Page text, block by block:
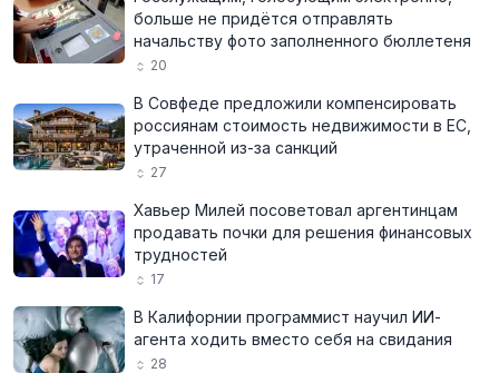
больше не придётся отправлять
начальству фото заполненного бюллетеня
20
В Совфеде предложили компенсировать
россиянам стоимость недвижимости в ЕС,
утраченной из-за санкций
27
Хавьер Милей посоветовал аргентинцам
продавать почки для решения финансовых
трудностей
17
В Калифорнии программист научил ИИ-
агента ходить вместо себя на свидания
28